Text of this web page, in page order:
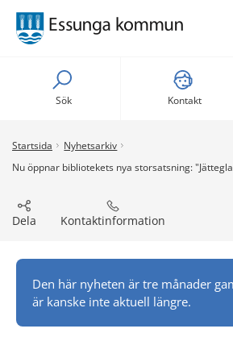
Sök Kontakt
Startsida
Nyhetsarkiv
Nu öppnar bibliotekets nya storsatsning:
Dela Kontaktinformation
Den här nyheten är tre månader
är kanske inte aktuell längre.